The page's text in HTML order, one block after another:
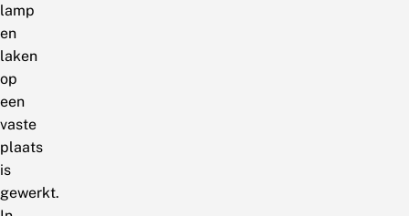
lamp
en
laken
op
een
vaste
plaats
is
gewerkt.